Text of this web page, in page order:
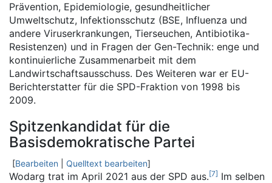
Prävention, Epidemiologie, gesundheitlicher
Umweltschutz, Infektionsschutz (BSE, Influenza und
andere Viruserkrankungen, Tierseuchen, Antibiotika-
Resistenzen) und in Fragen der Gen-Technik: enge und
kontinuierliche Zusammenarbeit mit dem
Landwirtschaftsausschuss. Des Weiteren war er EU-
Berichterstatter für die SPD-Fraktion von 1998 bis
2009.
Spitzenkandidat für die
Basisdemokratische Partei
[Bearbeiten Quelltext bearbeiten]
Wodarg trat im April 2021 aus der SPD aus.[7] Im selben